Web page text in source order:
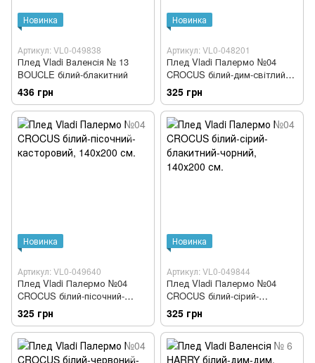
Новинка
Артикул: VL0-049838
Плед Vladi Валенсія № 13
BOUCLE білий-блакитний
436 грн
Новинка
Артикул: VL0-048201
Плед Vladi Палермо №04
CROCUS білий-дим-світлий
антрацит
325 грн
Новинка
Артикул: VL0-049640
Плед Vladi Палермо №04
CROCUS білий-пісочний-
касторовий
325 грн
Новинка
Артикул: VL0-049844
Плед Vladi Палермо №04
CROCUS білий-сірий-
блакитний-чорний
325 грн